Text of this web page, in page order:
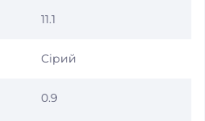
11.1
Сірий
0.9